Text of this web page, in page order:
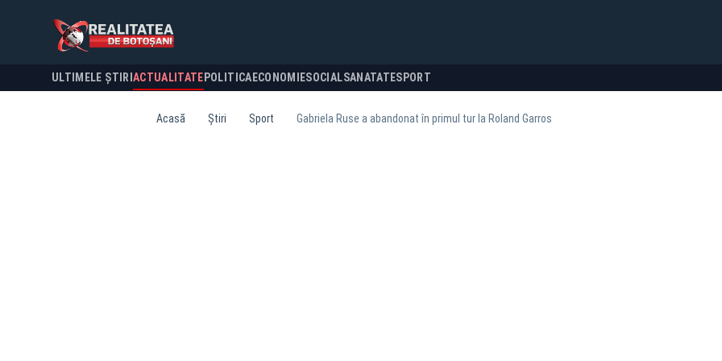
ULTIMELE ȘTIRI ACTUALITATE POLITICA ECONOMIESOCIALSANATATESPORT
Acasă Știri Sport Gabriela Ruse a abandonat în primul tur la Roland Garros